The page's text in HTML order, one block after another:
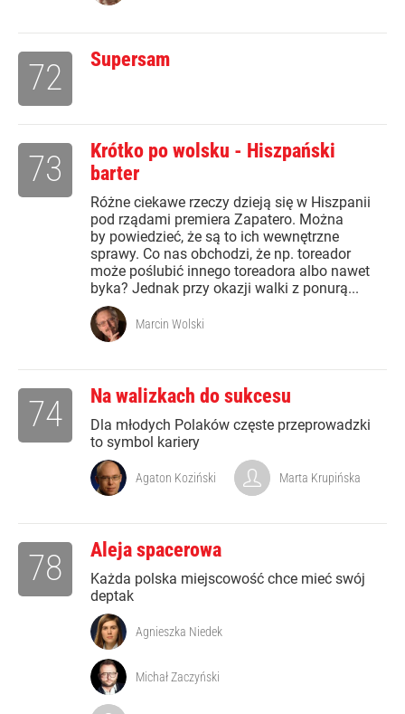
Supersam
72
Krótko po wolsku - Hiszpański
barter
Różne ciekawe rzeczy dzieją się w Hiszpanii
pod rządami premiera Zapatero. Można
by powiedzieć, że są to ich wewnętrzne
sprawy. Co nas obchodzi, że np. toreador
może poślubić innego toreadora albo nawet
byka? Jednak przy okazji walki z ponurą...
73
Marcin Wolski
Na walizkach do sukcesu
Dla młodych Polaków częste przeprowadzki
to symbol kariery
74
Agaton Koziński Marta Krupińska
Aleja spacerowa
Każda polska miejscowość chce mieć swój
deptak
78
Agnieszka Niedek
Michał Zaczyński